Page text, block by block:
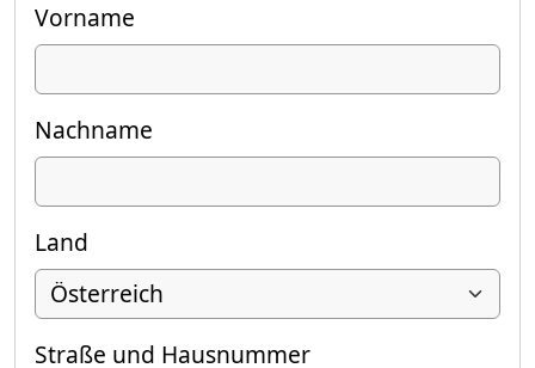
Vorname
Nachname
Land
Straße und Hausnummer